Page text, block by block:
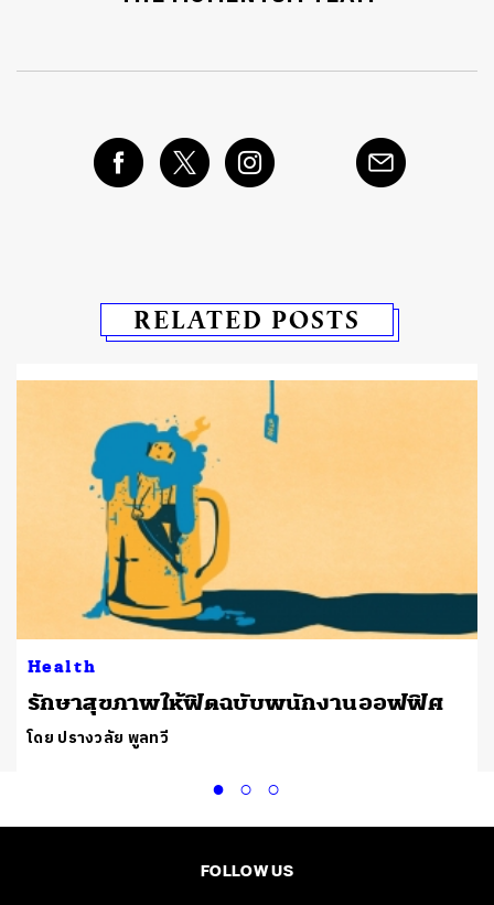
RELATED POSTS
Health
​รักษาสุขภาพให้ฟิตฉบับพนักงานออฟฟิศ
โดย ปรางวลัย พูลทวี
FOLLOW US